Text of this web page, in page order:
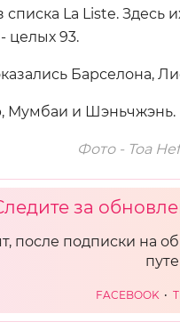
La Liste. Здесь
целых 93.
Барселона,
Мумбаи и Шэньчжэнь.
Фото - Toa
за
после подписки на
FACEBOOK